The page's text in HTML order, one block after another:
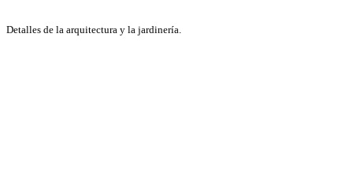
Detalles de la arquitectura y la jardinería.